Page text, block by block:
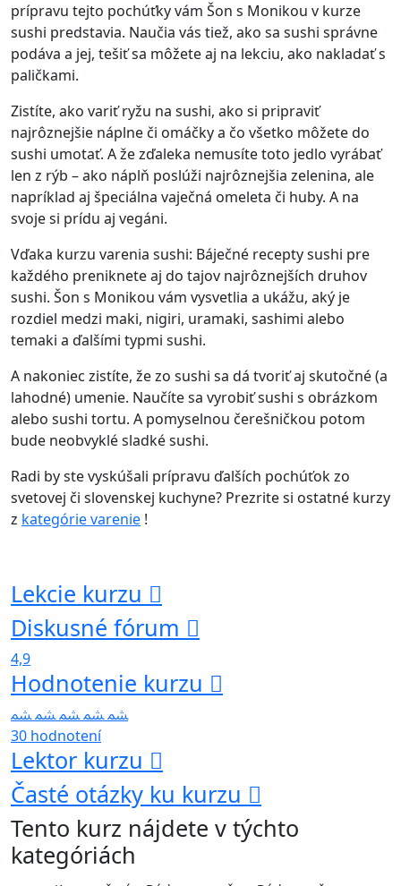
prípravu tejto pochúťky vám Šon s Monikou v kurze
sushi predstavia. Naučia vás tiež, ako sa sushi správne
podáva a jej, tešiť sa môžete aj na lekciu, ako nakladať s
paličkami.
Zistíte, ako variť ryžu na sushi, ako si pripraviť
najrôznejšie náplne či omáčky a čo všetko môžete do
sushi umotať. A že zďaleka nemusíte toto jedlo vyrábať
len z rýb – ako náplň poslúži najrôznejšia zelenina, ale
napríklad aj špeciálna vaječná omeleta či huby. A na
svoje si prídu aj vegáni.
Vďaka kurzu varenia sushi: Báječné recepty sushi pre
každého preniknete aj do tajov najrôznejších druhov
sushi. Šon s Monikou vám vysvetlia a ukážu, aký je
rozdiel medzi maki, nigiri, uramaki, sashimi alebo
temaki a ďalšími typmi sushi.
A nakoniec zistíte, že zo sushi sa dá tvoriť aj skutočné (a
lahodné) umenie. Naučíte sa vyrobiť sushi s obrázkom
alebo sushi tortu. A pomyselnou čerešničkou potom
bude neobvyklé sladké sushi.
Radi by ste vyskúšali prípravu ďalších pochúťok zo
svetovej či slovenskej kuchyne? Prezrite si ostatné kurzy
z kategórie varenie !
Lekcie kurzu
Diskusné fórum
4,9
Hodnotenie kurzu
30 hodnotení
Lektor kurzu
Časté otázky ku kurzu
Tento kurz nájdete v týchto
kategóriách